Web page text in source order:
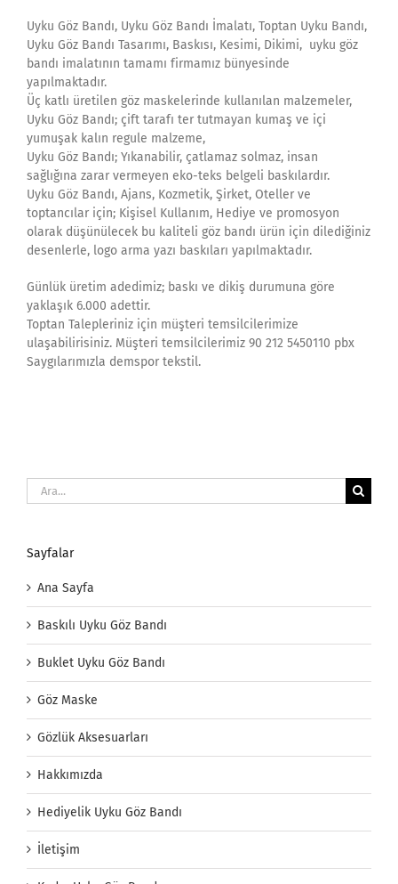
Uyku Göz Bandı, Uyku Göz Bandı İmalatı, Toptan Uyku Bandı,
Uyku Göz Bandı Tasarımı, Baskısı, Kesimi, Dikimi, uyku göz
bandı imalatının tamamı firmamız bünyesinde
yapılmaktadır.
Üç katlı üretilen göz maskelerinde kullanılan malzemeler,
Uyku Göz Bandı; çift tarafı ter tutmayan kumaş ve içi
yumuşak kalın regule malzeme,
Uyku Göz Bandı; Yıkanabilir, çatlamaz solmaz, insan
sağlığına zarar vermeyen eko-teks belgeli baskılardır.
Uyku Göz Bandı, Ajans, Kozmetik, Şirket, Oteller ve
toptancılar için; Kişisel Kullanım, Hediye ve promosyon
olarak düşünülecek bu kaliteli göz bandı ürün için dilediğiniz
desenlerle, logo arma yazı baskıları yapılmaktadır.
Günlük üretim adedimiz; baskı ve dikiş durumuna göre
yaklaşık 6.000 adettir.
Toptan Talepleriniz için müşteri temsilcilerimize
ulaşabilirisiniz. Müşteri temsilcilerimiz 90 212 5450110 pbx
Saygılarımızla demspor tekstil.
Ara:
Sayfalar
Ana Sayfa
Baskılı Uyku Göz Bandı
Buklet Uyku Göz Bandı
Göz Maske
Gözlük Aksesuarları
Hakkımızda
Hediyelik Uyku Göz Bandı
İletişim